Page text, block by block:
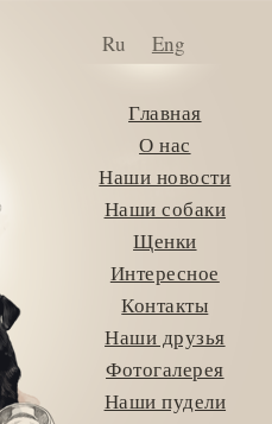
Ru Eng
Главная
О нас
Наши новости
Наши собаки
Щенки
Интересное
Контакты
Наши друзья
Фотогалерея
Наши пудели